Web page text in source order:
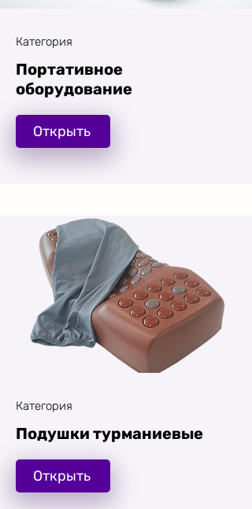
Категория
Портативное
оборудование
Открыть
Категория
Подушки турманиевые
Открыть